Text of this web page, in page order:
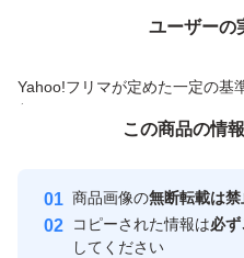
ユーザーの
Yahoo!フリマが定めた一定の基
付与しています
安心取引出品者
取引実績
価格の相談
この商品の情
商品画像の無断転載は禁
コピーされた情報は必
してください
この商品をみている人にオ